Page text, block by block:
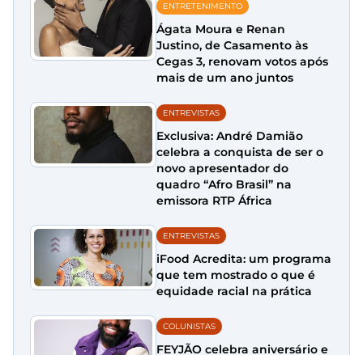
ENTRETENIMENTO
Ágata Moura e Renan
Justino, de Casamento às
Cegas 3, renovam votos após
mais de um ano juntos
ENTREVISTAS
Exclusiva: André Damião
celebra a conquista de ser o
novo apresentador do
quadro “Afro Brasil” na
emissora RTP África
ENTREVISTAS
iFood Acredita: um programa
que tem mostrado o que é
equidade racial na prática
COLUNISTAS
FEYJÃO celebra aniversário e